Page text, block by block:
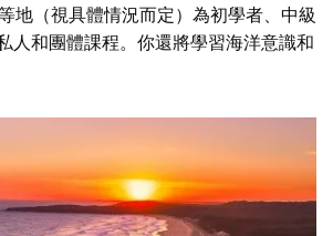
地（視具體情況而定）為初學者、中級
人和團體課程。你還將學習海洋意識和